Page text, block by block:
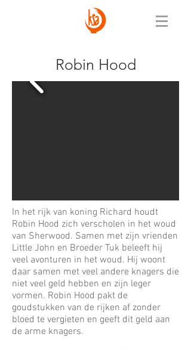
Robin Hood
In het rijk van koning Richard houdt
Robin Hood zich verscholen in het woud
van Sherwood. Samen met zijn vrienden
Little John en Broeder Tuk beleeft hij
veel avonturen in het woud. Hij woont
daar samen met veel andere knagers die
niet veel geld hebben en zijn leger
vormen. Robin Hood pakt de
goudstukken van de rijken af zonder
bloed te vergieten en geeft dit geld aan
de arme knagers.